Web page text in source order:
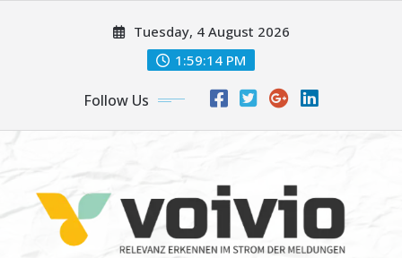
Tuesday, 4 August 2026
1:59:14 PM
Follow Us